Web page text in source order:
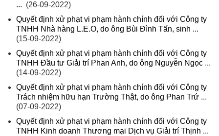
... (26-09-2022)
Quyết định xử phạt vi phạm hành chính đối với Công ty
TNHH Nhà hàng L.E.O, do ông Bùi Đình Tấn, sinh ...
(15-09-2022)
Quyết định xử phạt vi phạm hành chính đối với Công ty
TNHH Đầu tư Giải trí Phan Anh, do ông Nguyễn Ngọc ...
(14-09-2022)
Quyết định xử phạt vi phạm hành chính đối với Công ty
Trách nhiệm hữu hạn Trường Thật, do ông Phan Trứ ...
(07-09-2022)
Quyết định xử phạt vi phạm hành chính đối với Công ty
TNHH Kinh doanh Thương mại Dịch vụ Giải trí Thịnh ...